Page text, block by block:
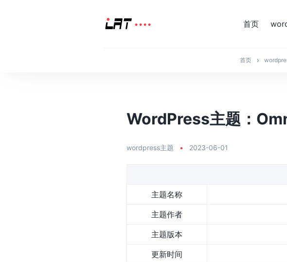
首页
首页
WordPress主题：
wordpress主题 • 2023-06-01
主题名称
主题作者
主题版本
更新时间